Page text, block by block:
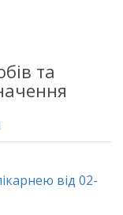
та
від 02-